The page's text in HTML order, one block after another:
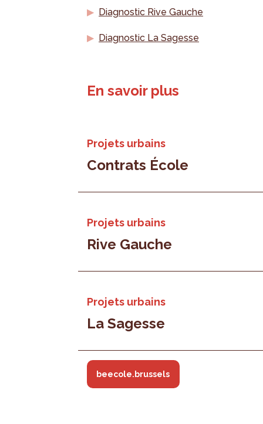
Diagnostic Rive Gauche
Diagnostic La Sagesse
En savoir plus
Projets urbains
Contrats École
Projets urbains
Rive Gauche
Projets urbains
La Sagesse
beecole.brussels